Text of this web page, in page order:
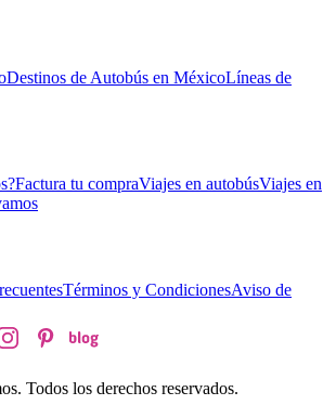
Destinos de Autobús en MéxicoLíneas de
Factura tu compraViajes en autobúsViajes en
Términos y CondicionesAviso de
Todos los derechos reservados.